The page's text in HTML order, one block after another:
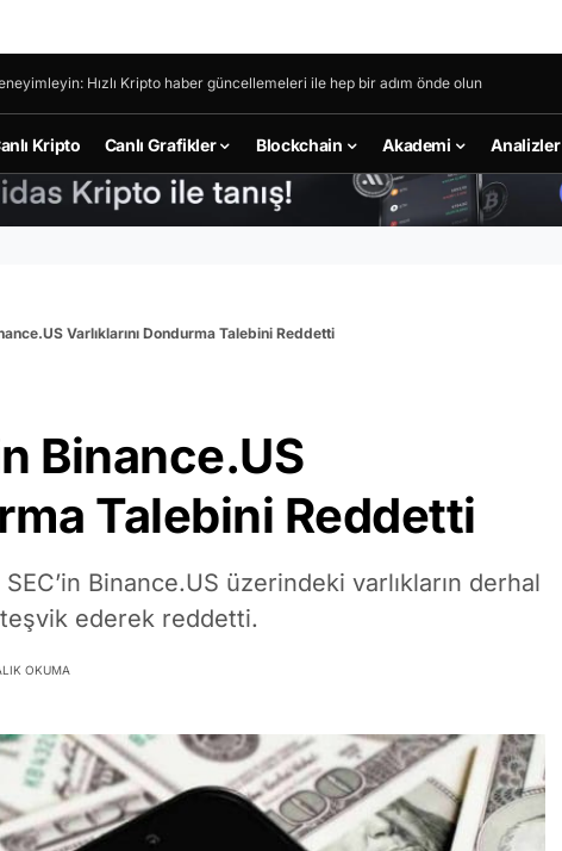
Hızlı Kripto haber güncellemeleri ile hep bir adım önde olun
Kripto Canlı Grafikler Blockchain Akademi Analizler
Varlıklarını Dondurma Talebini Reddetti
Binance.US
Talebini Reddetti
Binance.US üzerindeki varlıkların derhal
ederek reddetti.
OKUMA